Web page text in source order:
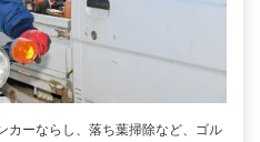
カーならし、落ち葉掃除など、ゴル